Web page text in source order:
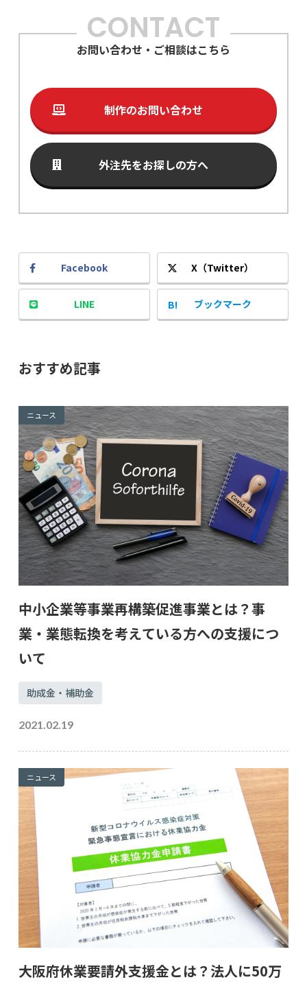
CONTACT
お問い合わせ・ご相談はこちら
制作のお問い合わせ
外注先をお探しの方へ
Facebook X（Twitter）
LINE ブックマーク
おすすめ記事
ニュース
中小企業等事業再構築促進事業とは？事
業・業態転換を考えている方への支援につ
いて
助成金・補助金
2021.02.19
ニュース
大阪府休業要請外支援金とは？法人に50万